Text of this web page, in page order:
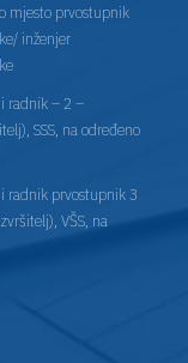
mjesto prvostupnik
inženjer
radnik – 2 –
SSS, na određeno
radnik prvostupnik 3
VŠS, na